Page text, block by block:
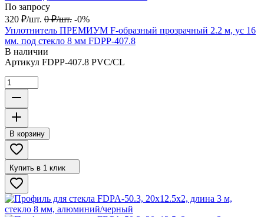
По запросу
320 ₽/шт. 0 ₽/шт. -0%
Уплотнитель ПРЕМИУМ F-образный прозрачный 2.2 м, ус 16
мм. под стекло 8 мм FDPP-407.8
В наличии
Артикул FDPP-407.8 PVC/CL
В корзину
Купить в 1 клик